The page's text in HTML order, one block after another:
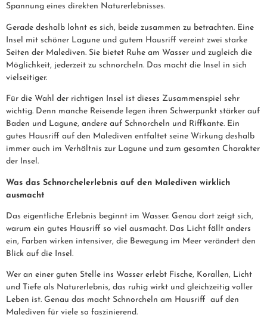
Spannung eines direkten Naturerlebnisses.
Gerade deshalb lohnt es sich, beide zusammen zu betrachten. Eine
Insel mit schöner Lagune und gutem Hausriff vereint zwei starke
Seiten der Malediven. Sie bietet Ruhe am Wasser und zugleich die
Möglichkeit, jederzeit zu schnorcheln. Das macht die Insel in sich
vielseitiger.
Für die Wahl der richtigen Insel ist dieses Zusammenspiel sehr
wichtig. Denn manche Reisende legen ihren Schwerpunkt stärker auf
Baden und Lagune, andere auf Schnorcheln und Riffkante. Ein
gutes Hausriff auf den Malediven entfaltet seine Wirkung deshalb
immer auch im Verhältnis zur Lagune und zum gesamten Charakter
der Insel.
Was das Schnorchelerlebnis auf den Malediven wirklich
ausmacht
Das eigentliche Erlebnis beginnt im Wasser. Genau dort zeigt sich,
warum ein gutes Hausriff so viel ausmacht. Das Licht fällt anders
ein, Farben wirken intensiver, die Bewegung im Meer verändert den
Blick auf die Insel.
Wer an einer guten Stelle ins Wasser erlebt Fische, Korallen, Licht
und Tiefe als Naturerlebnis, das ruhig wirkt und gleichzeitig voller
Leben ist. Genau das macht Schnorcheln am Hausriff auf den
Malediven für viele so faszinierend.